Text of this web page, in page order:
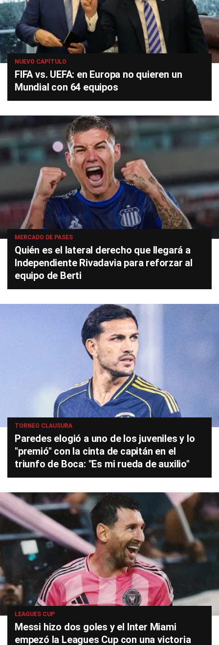
NUEVO CAPÍTULO
FIFA vs. UEFA: en Europa no quieren un
Mundial con 64 equipos
MERCADO DE PASES
Quién es el lateral derecho que llegará a
Independiente Rivadavia para reforzar al
equipo de Berti
TORNEO CLAUSURA
Paredes elogió a uno de los juveniles y lo
"premió" con la cinta de capitán en el
triunfo de Boca: "Es mi rueda de auxilio"
LEAGUES CUP
Messi hizo dos goles y el Inter Miami
empezó la Leagues Cup con una victoria